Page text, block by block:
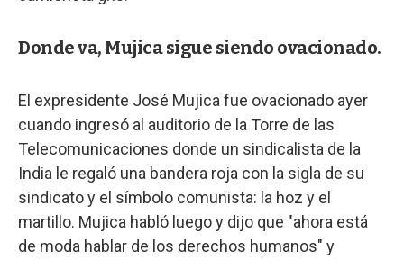
Donde va, Mujica sigue siendo ovacionado.
El expresidente José Mujica fue ovacionado ayer
cuando ingresó al auditorio de la Torre de las
Telecomunicaciones donde un sindicalista de la
India le regaló una bandera roja con la sigla de su
sindicato y el símbolo comunista: la hoz y el
martillo. Mujica habló luego y dijo que "ahora está
de moda hablar de los derechos humanos" y